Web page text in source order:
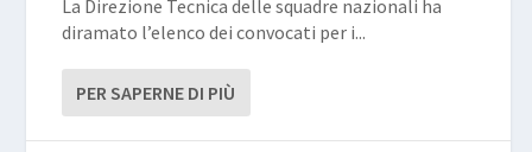
La Direzione Tecnica delle squadre nazionali ha
diramato l’elenco dei convocati per i...
PER SAPERNE DI PIÙ